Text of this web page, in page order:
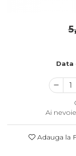
Data
Ai
Adauga la